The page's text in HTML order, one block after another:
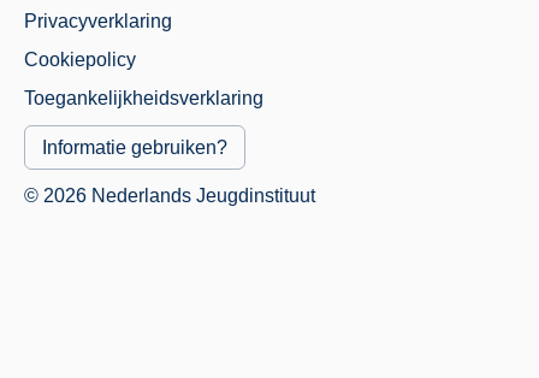
Juridisch
Menu
Privacyverklaring
Cookiepolicy
Toegankelijkheidsverklaring
Informatie gebruiken?
© 2026 Nederlands Jeugdinstituut